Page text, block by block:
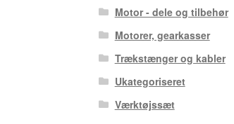
Motor - dele og tilbehør
Motorer, gearkasser
Trækstænger og kabler
Ukategoriseret
Værktøjssæt